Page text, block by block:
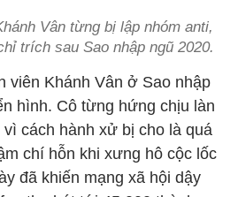
Vân từng bị lập nhóm anti,
trích sau Sao nhập ngũ 2020.
viên Khánh Vân ở Sao nhập
hình. Cô từng hứng chịu làn
cách hành xử bị cho là quá
chí hỗn khi xưng hô cộc lốc
đã khiến mạng xã hội dậy